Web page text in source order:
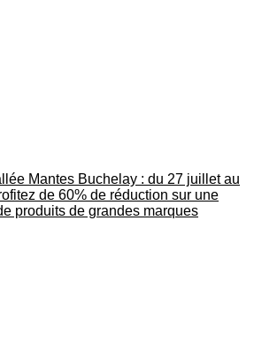
Mantes Buchelay : du 27 juillet au
de 60% de réduction sur une
produits de grandes marques